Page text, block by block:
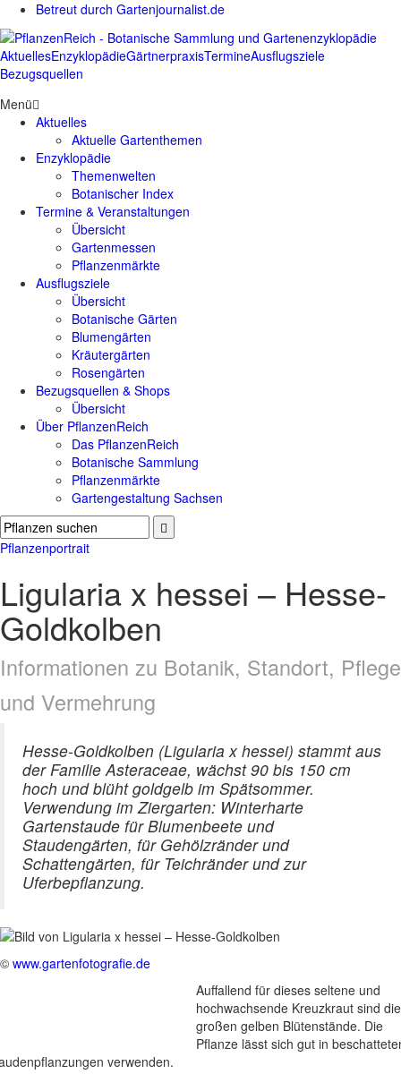
Betreut durch Gartenjournalist.de
AktuellesEnzyklopädieGärtnerpraxisTermineAusflugsziele
Bezugsquellen
Menü
Aktuelles
Aktuelle Gartenthemen
Enzyklopädie
Themenwelten
Botanischer Index
Termine & Veranstaltungen
Übersicht
Gartenmessen
Pflanzenmärkte
Ausflugsziele
Übersicht
Botanische Gärten
Blumengärten
Kräutergärten
Rosengärten
Bezugsquellen & Shops
Übersicht
Über PflanzenReich
Das PflanzenReich
Botanische Sammlung
Pflanzenmärkte
Gartengestaltung Sachsen
Pflanzenportrait
Ligularia x hessei – Hesse-
Goldkolben
Informationen zu Botanik, Standort, Pflege
und Vermehrung
Hesse-Goldkolben (Ligularia x hessei) stammt aus
der Familie Asteraceae, wächst 90 bis 150 cm
hoch und blüht goldgelb im Spätsommer.
Verwendung im Ziergarten: Winterharte
Gartenstaude für Blumenbeete und
Staudengärten, für Gehölzränder und
Schattengärten, für Teichränder und zur
Uferbepflanzung.
© www.gartenfotografie.de
Auffallend für dieses seltene und
hochwachsende Kreuzkraut sind die
großen gelben Blütenstände. Die
Pflanze lässt sich gut in
verwenden.